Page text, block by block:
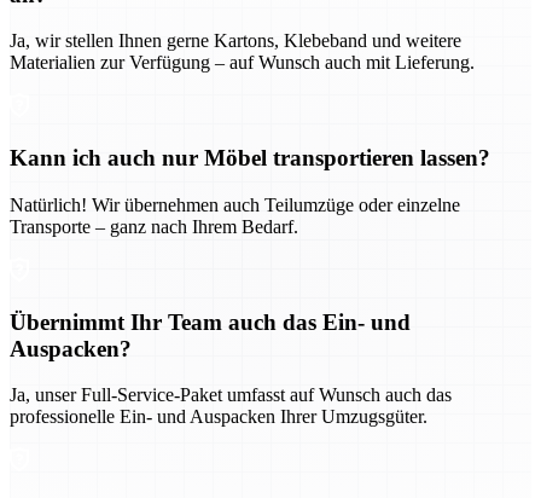
Ja, wir stellen Ihnen gerne Kartons, Klebeband und weitere
Materialien zur Verfügung – auf Wunsch auch mit Lieferung.
Kann ich auch nur Möbel transportieren lassen?
Natürlich! Wir übernehmen auch Teilumzüge oder einzelne
Transporte – ganz nach Ihrem Bedarf.
Übernimmt Ihr Team auch das Ein- und
Auspacken?
Ja, unser Full-Service-Paket umfasst auf Wunsch auch das
professionelle Ein- und Auspacken Ihrer Umzugsgüter.